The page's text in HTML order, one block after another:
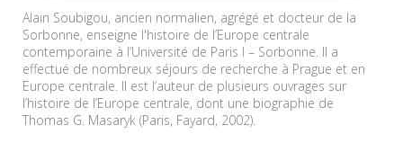
Alain Soubigou, ancien normalien, agrégé et docteur de la
Sorbonne, enseigne l'histoire de l’Europe centrale
contemporaine à l’Université de Paris I – Sorbonne. Il a
effectué de nombreux séjours de recherche à Prague et en
Europe centrale. Il est l’auteur de plusieurs ouvrages sur
l’histoire de l’Europe centrale, dont une biographie de
Thomas G. Masaryk (Paris, Fayard, 2002).